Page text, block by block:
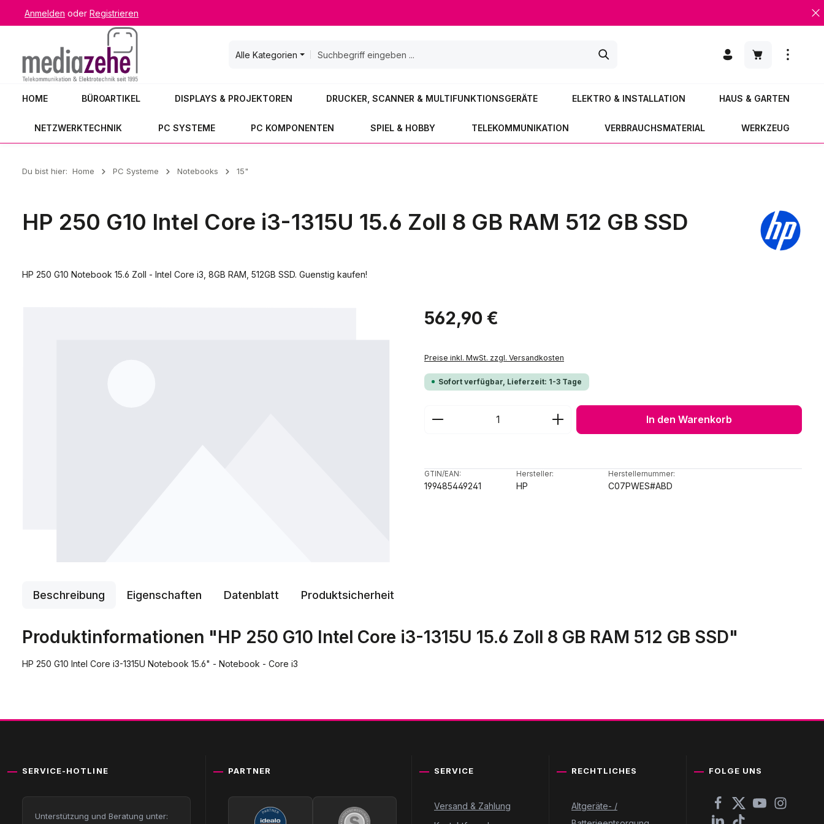
Hauptinhalt springen
Zur Suche springen
Zur Hauptnavigation springen
Anmelden oder Registrieren
Alle Kategorien
Warenkorb
HOME BÜROARTIKEL DISPLAYS & PROJEKTOREN DRUCKER, SCANNER & MULTIFUNKTIONSGERÄTE ELEKTRO & INSTALLATION HAUS & GARTEN
NETZWERKTECHNIK PC SYSTEME PC KOMPONENTEN SPIEL & HOBBY TELEKOMMUNIKATION VERBRAUCHSMATERIAL WERKZEUG
Du bist hier: Home PC Systeme Notebooks 15"
HP 250 G10 Intel Core i3-1315U 15.6 Zoll 8 GB RAM 512 GB SSD
HP 250 G10 Notebook 15.6 Zoll - Intel Core i3, 8GB RAM, 512GB SSD. Guenstig kaufen!
Regulärer Preis:
562,90 €
Preise inkl. MwSt. zzgl. Versandkosten
Sofort verfügbar, Lieferzeit: 1-3 Tage
Produkt Anzahl: Gib den gewünschten Wert ein oder
In den Warenkorb
GTIN/EAN:
199485449241
Hersteller:
HP
Herstellernummer:
C07PWES#ABD
Beschreibung Eigenschaften Datenblatt Produktsicherheit
Produktinformationen "HP 250 G10 Intel Core i3-1315U 15.6 Zoll 8 GB RAM 512 GB SSD"
HP 250 G10 Intel Core i3-1315U Notebook 15.6" - Notebook - Core i3
SERVICE-HOTLINE
Unterstützung und Beratung unter:
PARTNER SERVICE
Versand & Zahlung
RECHTLICHES
Altgeräte- /
FOLGE UNS